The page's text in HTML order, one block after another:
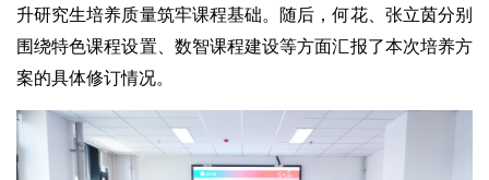
升研究生培养质量筑牢课程基础。随后，何花、张立茵分别
围绕特色课程设置、数智课程建设等方面汇报了本次培养方
案的具体修订情况。